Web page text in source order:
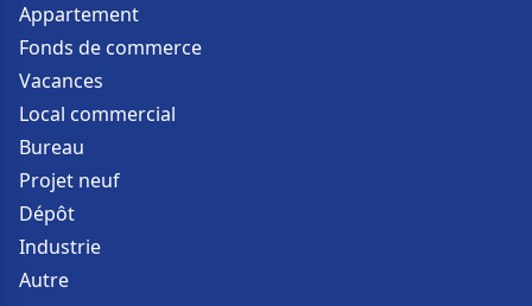
Appartement
Fonds de commerce
Vacances
Local commercial
Bureau
Projet neuf
Dépôt
Industrie
Autre